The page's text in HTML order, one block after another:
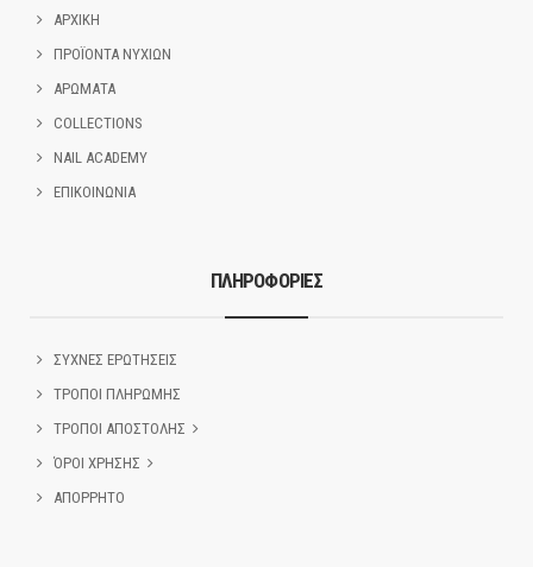
ΑΡΧΙΚΗ
ΠΡΟΪΟΝΤΑ ΝΥΧΙΩΝ
ΑΡΩΜΑΤΑ
COLLECTIONS
NAIL ACADEMY
ΕΠΙΚΟΙΝΩΝΙΑ
ΠΛΗΡΟΦΟΡΙΕΣ
ΣΥΧΝΕΣ ΕΡΩΤΗΣΕΙΣ
ΤΡΟΠΟΙ ΠΛΗΡΩΜΗΣ
ΤΡΟΠΟΙ ΑΠΟΣΤΟΛΗΣ
ΌΡΟΙ ΧΡΗΣΗΣ
ΑΠΟΡΡΗΤΟ